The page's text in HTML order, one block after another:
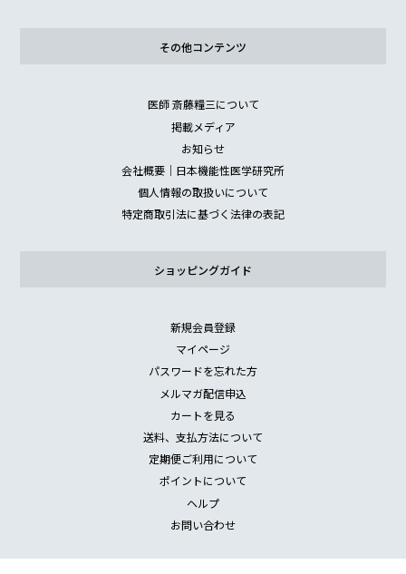
その他コンテンツ
医師 斎藤糧三について
掲載メディア
お知らせ
会社概要｜日本機能性医学研究所
個人情報の取扱いについて
特定商取引法に基づく法律の表記
ショッピングガイド
新規会員登録
マイページ
パスワードを忘れた方
メルマガ配信申込
カートを見る
送料、支払方法について
定期便ご利用について
ポイントについて
ヘルプ
お問い合わせ